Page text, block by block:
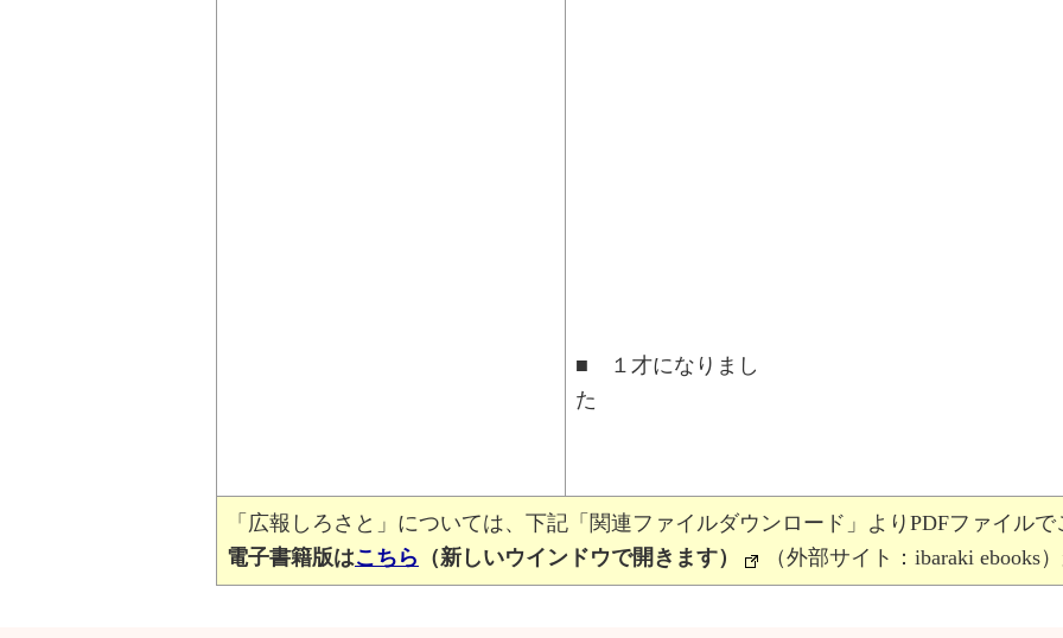
■ １才になりまし
「広報しろさと」については、下記「関連ファイルダウンロード」よりPDFファイル
電子書籍版はこちら （新しいウインドウで開きます） （外部サイト：ibaraki ebooks）